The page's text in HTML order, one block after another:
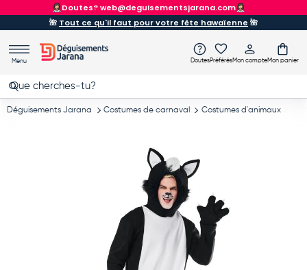
Aller au contenu
ENVOI GRATUITÀ partir de 90 €
🌺 Tout ce qu'il faut pour votre fête hawaïenne 🌺
Menu
Recherche
Rechercher
DoutesPréférésMon compteMon panier
Déguisements Jarana Costumes de carnaval Costumes d'animaux